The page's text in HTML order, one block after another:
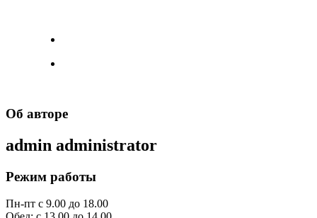
Об авторе
admin administrator
Режим работы
Пн-пт с 9.00 до 18.00